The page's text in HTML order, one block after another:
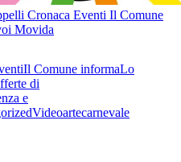
Cronaca Eventi Il Comune
Movida
Il Comune informaLo
di
e
Videoartecarnevale